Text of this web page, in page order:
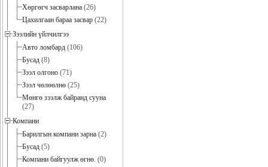
Хөргөгч засварлана (26)
Цахилгаан бараа засвар (22)
Зээлийн үйлчилгээ
Авто ломбард (106)
Бусад (8)
Зээл олгоно (71)
Зээл чөлөөлнө (25)
Мөнгө зээлж байранд сууна
(27)
Компани
Барилгын компани зарна (2)
Бусад (5)
Компани байгуулж өгнө. (0)